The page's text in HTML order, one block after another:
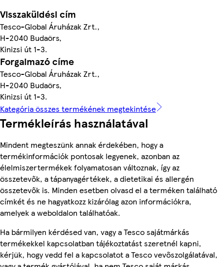
Visszaküldési cím
Tesco-Global Áruházak Zrt.,
H-2040 Budaörs,
Kinizsi út 1-3.
Forgalmazó címe
Tesco-Global Áruházak Zrt.,
H-2040 Budaörs,
Kinizsi út 1-3.
Kategória összes termékének megtekintése
Termékleírás használatával
Mindent megteszünk annak érdekében, hogy a
termékinformációk pontosak legyenek, azonban az
élelmiszertermékek folyamatosan változnak, így az
összetevők, a tápanyagértékek, a dietetikai és allergén
összetevők is. Minden esetben olvasd el a terméken található
címkét és ne hagyatkozz kizárólag azon információkra,
amelyek a weboldalon találhatóak.
Ha bármilyen kérdésed van, vagy a Tesco sajátmárkás
termékekkel kapcsolatban tájékoztatást szeretnél kapni,
kérjük, hogy vedd fel a kapcsolatot a Tesco vevőszolgálatával,